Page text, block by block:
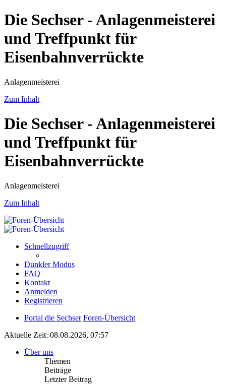
Die Sechser - Anlagenmeisterei
und Treffpunkt für
Eisenbahnverrückte
Anlagenmeisterei
Zum Inhalt
Die Sechser - Anlagenmeisterei
und Treffpunkt für
Eisenbahnverrückte
Anlagenmeisterei
Zum Inhalt
Schnellzugriff
Dunkler Modus
FAQ
Kontakt
Anmelden
Registrieren
Portal die Sechser Foren-Übersicht
Aktuelle Zeit: 08.08.2026, 07:57
Über uns
Themen
Beiträge
Letzter Beitrag